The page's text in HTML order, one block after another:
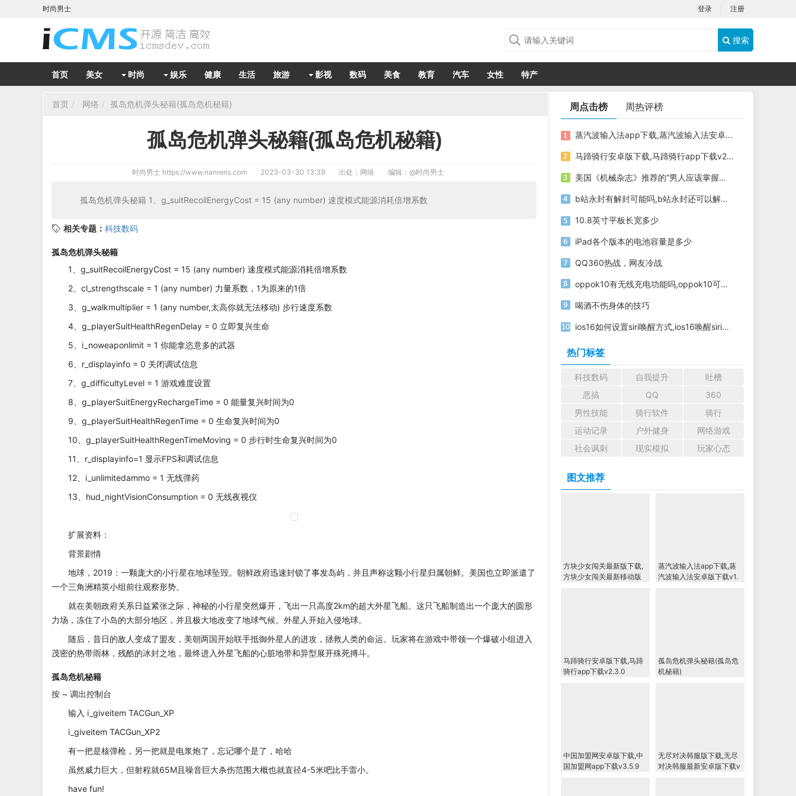
时尚男士 登录 注册
搜索
首页 美女 时尚 娱乐 健康 生活 旅游 影视 数码 美食 教育 汽车 女性 特产
首页 网络 孤岛危机弹头秘籍(孤岛危机秘籍)
孤岛危机弹头秘籍(孤岛危机秘籍)
时尚男士 https://www.nanrens.com 2023-03-30 13:39 出处：网络 编辑： @时尚男士
孤岛危机弹头秘籍 1、g_suitRecoilEnergyCost = 15 (any number) 速度模式能源消耗倍增系数
相关专题： 科技数码
孤岛危机弹头秘籍
1、g_suitRecoilEnergyCost = 15 (any number) 速度模式能源消耗倍增系数
2、cl_strengthscale = 1 (any number) 力量系数，1为原来的1倍
3、g_walkmultiplier = 1 (any number,太高你就无法移动) 步行速度系数
4、g_playerSuitHealthRegenDelay = 0 立即复兴生命
5、i_noweaponlimit = 1 你能拿恣意多的武器
6、r_displayinfo = 0 关闭调试信息
7、g_difficultyLevel = 1 游戏难度设置
8、g_playerSuitEnergyRechargeTime = 0 能量复兴时间为0
9、g_playerSuitHealthRegenTime = 0 生命复兴时间为0
10、g_playerSuitHealthRegenTimeMoving = 0 步行时生命复兴时间为0
11、r_displayinfo=1 显示FPS和调试信息
12、i_unlimitedammo = 1 无线弹药
13、hud_nightVisionConsumption = 0 无线夜视仪
扩展资料：
背景剧情
地球，2019：一颗庞大的小行星在地球坠毁。朝鲜政府迅速封锁了事发岛屿，并且声称这颗小行星归属朝鲜。美国也立即派遣了
一个三角洲精英小组前往观察形势。
就在美朝政府关系日益紧张之际，神秘的小行星突然爆开，飞出一只高度2km的超大外星飞船。这只飞船制造出一个庞大的圆形
力场，冻住了小岛的大部分地区，并且极大地改变了地球气候。外星人开始入侵地球。
随后，昔日的敌人变成了盟友，美朝两国开始联手抵御外星人的进攻，拯救人类的命运。玩家将在游戏中带领一个爆破小组进入
茂密的热带雨林，残酷的冰封之地，最终进入外星飞船的心脏地带和异型展开殊死搏斗。
孤岛危机秘籍
按 ~ 调出控制台
输入 i_giveitem TACGun_XP
i_giveitem TACGun_XP2
有一把是核弹枪，另一把就是电浆炮了，忘记哪个是了，哈哈
虽然威力巨大，但射程就65M且噪音巨大杀伤范围大概也就直径4-5米吧比手雷小。
have fun!
周点击榜 周热评榜
蒸汽波输入法app下载,蒸汽波输入法安卓版下载v1.0
马蹄骑行安卓版下载,马蹄骑行app下载v2.3.0
美国《机械杂志》推荐的“男人应该掌握的100项技能”
b站永封有解封可能吗,b站永封还可以解封吗
10.8英寸平板长宽多少
iPad各个版本的电池容量是多少
QQ360热战，网友冷战
oppok10有无线充电功能吗,oppok10可以无线充电吗
喝酒不伤身体的技巧
ios16如何设置siri唤醒方式,ios16唤醒siri设置方法分享
热门标签
科技数码 自我提升
吐槽
恶搞
QQ
360
男性技能
骑行软件
骑行
运动记录
户外健身
网络游戏
社会讽刺
现实模拟 玩家心态
图文推荐
方块少女闯关最新版下载,
方块少女闯关最新移动版
蒸汽波输入法app下载,蒸
汽波输入法安卓版下载v1.
马蹄骑行安卓版下载,马蹄
骑行app下载v2.3.0
孤岛危机弹头秘籍(孤岛危
机秘籍)
中国加盟网安卓版下载,中
国加盟网app下载v3.5.9
无尽对决韩服版下载,无尽
对决韩服最新安卓版下载v